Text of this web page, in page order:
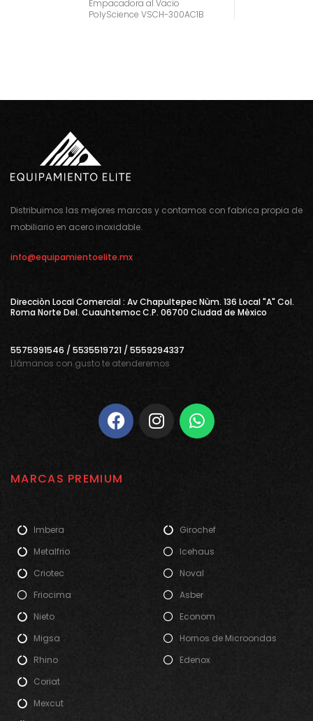
Empacadora al Vacio
PolyScience VSCH-300AC1B
Distribuimos las mejores marcas y contamos con fabrica propia de
mobiliario en acero inoxidable.
info@equipamientoelite.mx
Direcciòn Local Comercial : Av Chapultepec Nùm. 136 Local "A" Col.
Roma Norte Del. Cuauhtemoc C.P. 06700 Ciudad de Mèxico
5575991546 / 5535519721 / 5559294337
Llámanos con gusto te atenderemos
MARCAS PREMIUM
Imbera
Metalfrio
Criotec
Friocima
Nieto
Migsa
Rhino
Coriat
Mexcut
Girochef
Icehaus
Noval
Asber
Econom
Hornos de Microondas
Edenox